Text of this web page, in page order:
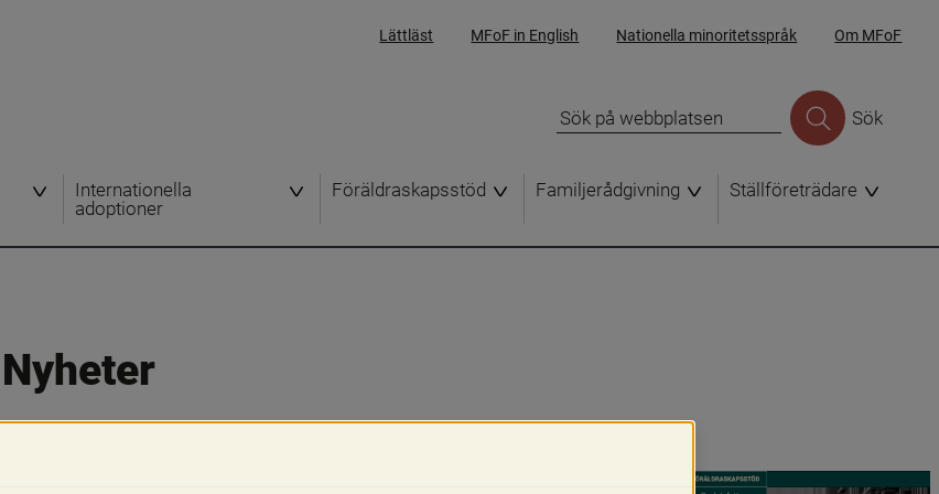
Lättläst MFoF in English Nationella minoritetsspråk Om MFoF
Sök
Internationella
adoptioner
Föräldraskapsstöd Familjerådgivning Ställföreträdare
Nyheter
Här kan du läsa våra senaste nyheter.